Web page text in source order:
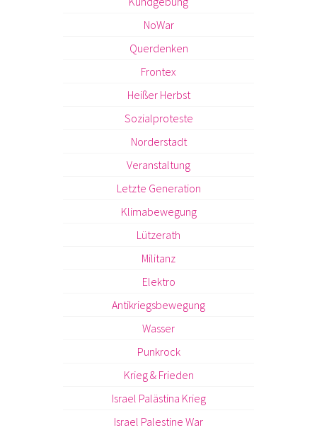
NoWar
Querdenken
Frontex
Heißer Herbst
Sozialproteste
Norderstadt
Veranstaltung
Letzte Generation
Klimabewegung
Lützerath
Militanz
Elektro
Antikriegsbewegung
Wasser
Punkrock
Krieg & Frieden
Israel Palästina Krieg
Israel Palestine War